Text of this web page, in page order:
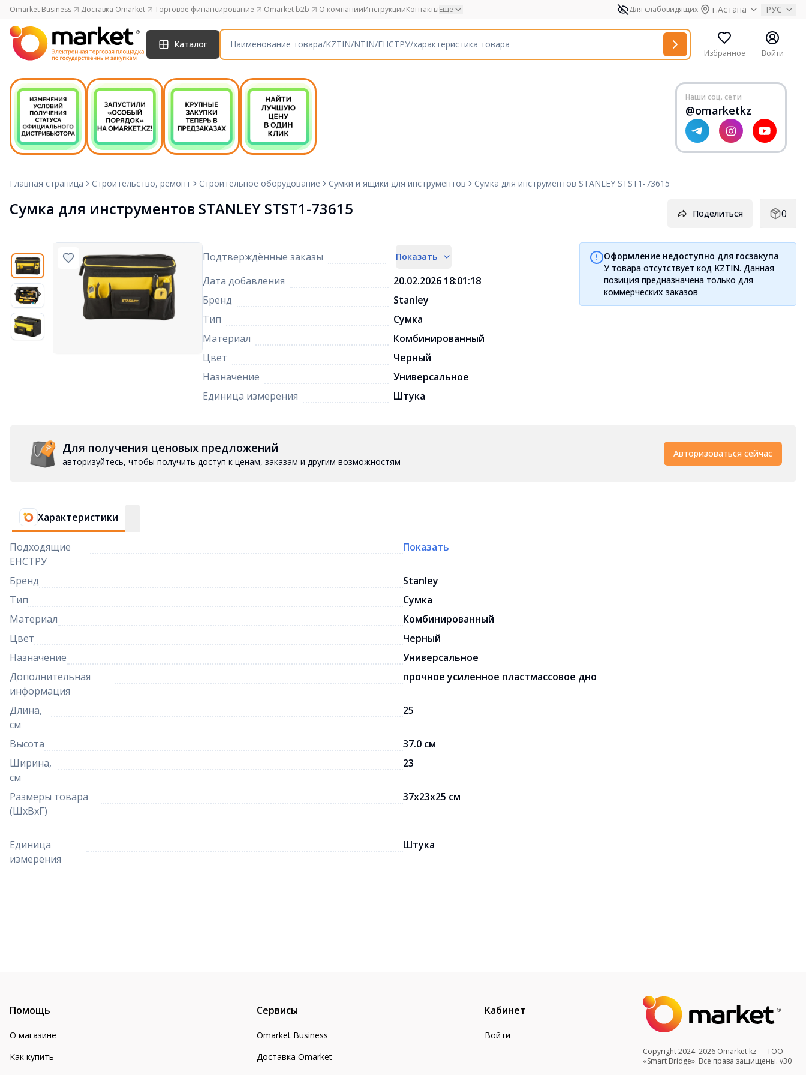
Omarket Business Доставка Omarket Торговое финансирование Omarket b2b О компанииИнструкцииКонтактыЕще Для слабовидящих г.Астана РУС
Каталог
Избранное Войти
Наши соц. сети
@omarketkz
Главная страница Строительство, ремонт Строительное оборудование Сумки и ящики для инструментов Сумка для инструментов STANLEY STST1-73615
Сумка для инструментов STANLEY STST1-73615 Поделиться 0
Подтверждённые заказы Показать
Дата добавления
20.02.2026 18:01:18
Бренд
Stanley
Тип
Сумка
Материал
Комбинированный
Цвет
Черный
Назначение
Универсальное
Единица измерения
Штука
Оформление недоступно для госзакупа
У товара отсутствует код KZTIN. Данная
позиция предназначена только для
коммерческих заказов
Для получения ценовых предложений
авторизуйтесь, чтобы получить доступ к ценам, заказам и другим возможностям
Авторизоваться сейчас
Характеристики
Подходящие
ЕНСТРУ
Показать
Бренд
Stanley
Тип
Сумка
Материал
Комбинированный
Цвет
Черный
Назначение
Универсальное
Дополнительная
информация
прочное усиленное пластмассовое дно
Длина,
см
25
Высота
37.0 см
Ширина,
см
23
Размеры товара
(ШхВхГ)
37x23x25 см
Единица
измерения
Штука
Помощь
О магазине
Как купить
Сервисы
Omarket Business
Доставка Omarket
Кабинет
Войти
Copyright 2024–2026 Omarket.kz — ТОО
«Smart Bridge». Все права защищены. v30